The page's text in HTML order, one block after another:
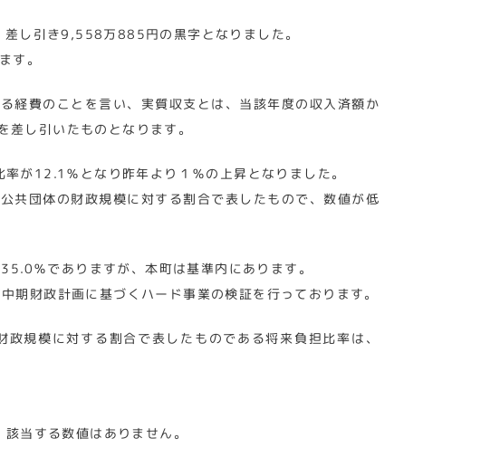
し引き9,558万885円の黒字となりました。
す。
経費のことを言い、実質収支とは、当該年度の収入済額か
し引いたものとなります。
が12.1％となり昨年より１％の上昇となりました。
共団体の財政規模に対する割合で表したもので、数値が低
％でありますが、本町は基準内にあります。
財政計画に基づくハード事業の検証を行っております。
規模に対する割合で表したものである将来負担比率は、
当する数値はありません。